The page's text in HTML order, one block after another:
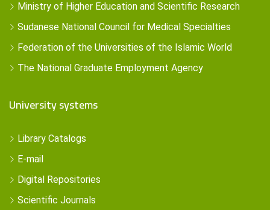
Ministry of Higher Education and Scientific Research
Sudanese National Council for Medical Specialties
Federation of the Universities of the Islamic World
The National Graduate Employment Agency
University systems
Library Catalogs
E-mail
Digital Repositories
Scientific Journals